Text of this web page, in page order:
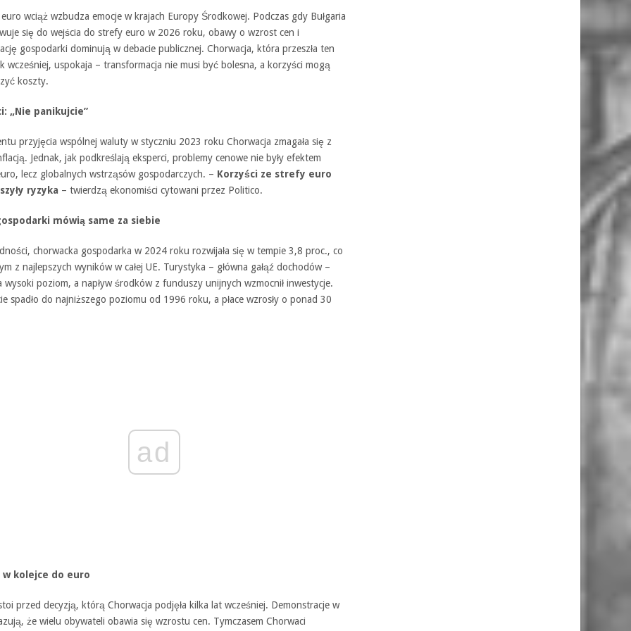
wciąż wzbudza emocje w krajach Europy Środkowej. Podczas gdy Bułgaria
się do wejścia do strefy euro w 2026 roku, obawy o wzrost cen i
gospodarki dominują w debacie publicznej. Chorwacja, która przeszła ten
wcześniej, uspokaja – transformacja nie musi być bolesna, a korzyści mogą
koszty.
„Nie panikujcie”
przyjęcia wspólnej waluty w styczniu 2023 roku Chorwacja zmagała się z
Jednak, jak podkreślają eksperci, problemy cenowe nie były efektem
lecz globalnych wstrząsów gospodarczych. – Korzyści ze strefy euro
ryzyka – twierdzą ekonomiści cytowani przez Politico.
mówią same za siebie
chorwacka gospodarka w 2024 roku rozwijała się w tempie 3,8 proc., co
z najlepszych wyników w całej UE. Turystyka – główna gałąź dochodów –
wysoki poziom, a napływ środków z funduszy unijnych wzmocnił inwestycje.
spadło do najniższego poziomu od 1996 roku, a płace wzrosły o ponad 30
ad
w kolejce do euro
przed decyzją, którą Chorwacja podjęła kilka lat wcześniej. Demonstracje w
że wielu obywateli obawia się wzrostu cen. Tymczasem Chorwaci